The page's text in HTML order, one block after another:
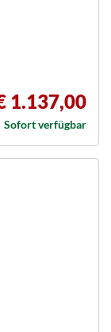
1.137,00
Sofort verfügbar